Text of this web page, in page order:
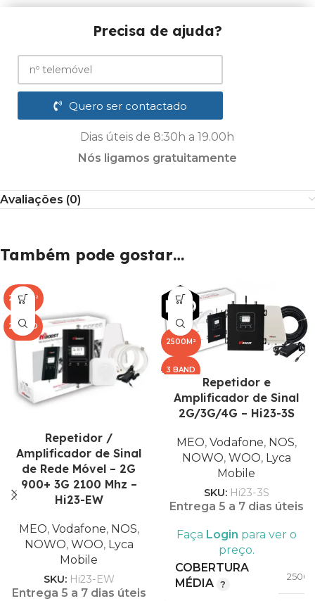
Precisa de ajuda?
Quero ser contactado
Dias úteis de 8:30h a 19.00h
Nós ligamos gratuitamente
Avaliações (0)
Também pode gostar…
2500M²
2 BAND
Repetidor /
Amplificador de Sinal
de Rede Móvel – 2G
900+ 3G 2100 Mhz –
Hi23-EW
MEO, Vodafone, NOS,
NOWO, WOO, Lyca
Mobile
SKU: Hi23-EW
Entrega 5 a 7 dias úteis
2500M²
3 BAND
Repetidor e
Amplificador de Sinal
2G/3G/4G – Hi23-3S
MEO, Vodafone, NOS,
NOWO, WOO, Lyca
Mobile
SKU: Hi23-3S
Entrega 5 a 7 dias úteis
Faça Login para ver o
preço.
COBERTURA
MÉDIA